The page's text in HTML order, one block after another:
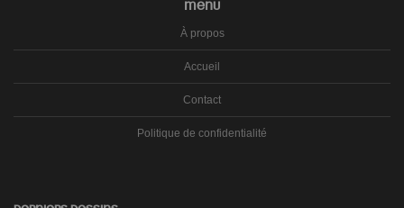
MENU
À propos
Accueil
Contact
Politique de confidentialité